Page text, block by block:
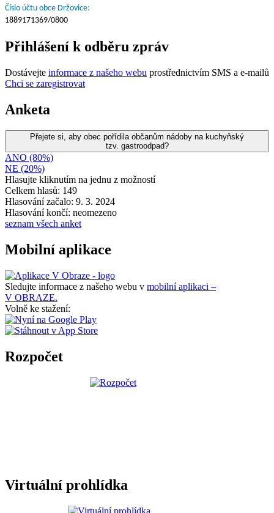
Číslo účtu obce Držovice:
1889171369/0800
Přihlášení k odběru zpráv
Dostávejte informace z našeho webu prostřednictvím SMS a e-mailů
Chci se zaregistrovat
Anketa
Přejete si, aby obec pořídila občanům nádoby na kuchyňský
tzv. gastroodpad?
ANO (80%)
NE (20%)
Hlasujte kliknutím na jednu z možností
Celkem hlasů: 149
Hlasování začalo: 9. 3. 2024
Hlasování končí: neomezeno
seznam všech anket
Mobilní aplikace
Sledujte informace z našeho webu v mobilní aplikaci –
V OBRAZE.
Volně ke stažení:
Rozpočet
Virtuální prohlídka